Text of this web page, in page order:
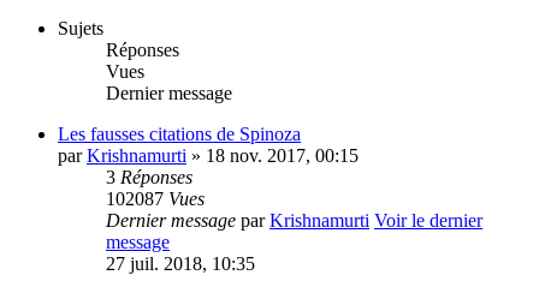
Sujets
Réponses
Vues
Dernier message
Les fausses citations de Spinoza
parKrishnamurti » 18 nov. 2017, 00:15
3 Réponses
102087 Vues
Dernier message parKrishnamurti Voir le dernier
message
27 juil. 2018, 10:35